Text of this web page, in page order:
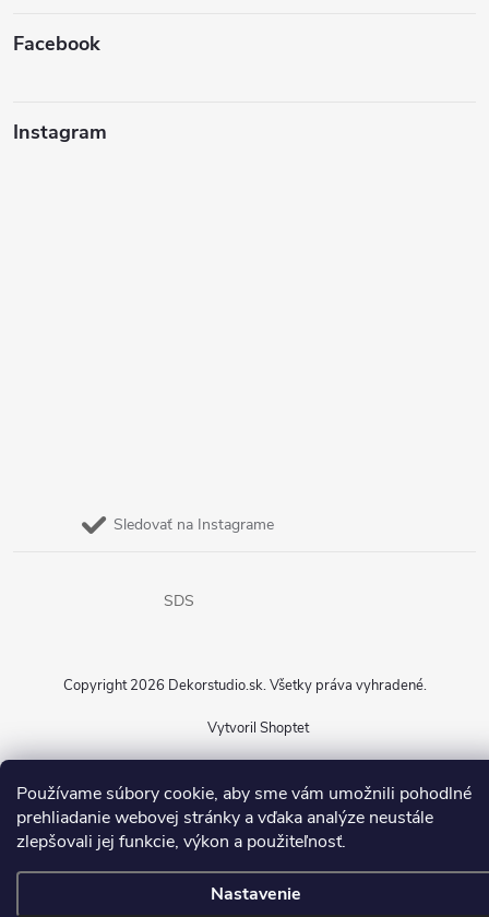
Používame súbory cookie, aby sme vám umožnili pohodlné
prehliadanie webovej stránky a vďaka analýze neustále
zlepšovali jej funkcie, výkon a použiteľnosť.
Nastavenie
Facebook
Instagram
Sledovať na Instagrame
SDS
Vytvoril Shoptet
Copyright 2026 Dekorstudio.sk. Všetky práva vyhradené.